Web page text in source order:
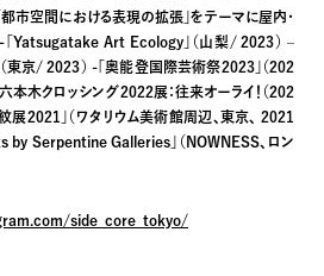
都市空間における表現の拡張」をテーマに屋内・
Yatsugatake Art Ecology」（山梨/ 2023） –
東京/ 2023） -「奥能登国際芸術祭2023」（202
本木クロッシング2022展：往来オーライ！（202
展2021」（ワタリウム美術館周辺、東京、 2021
by Serpentine Galleries」（NOWNESS、ロン
side_core_tokyo/